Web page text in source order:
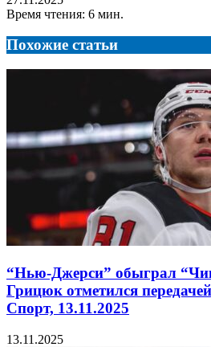
Время чтения: 6 мин.
Похожие статьи
“Нью-Джерси” обыграл
Грицюк отметился
Спорт, 13.11.2025
13.11.2025